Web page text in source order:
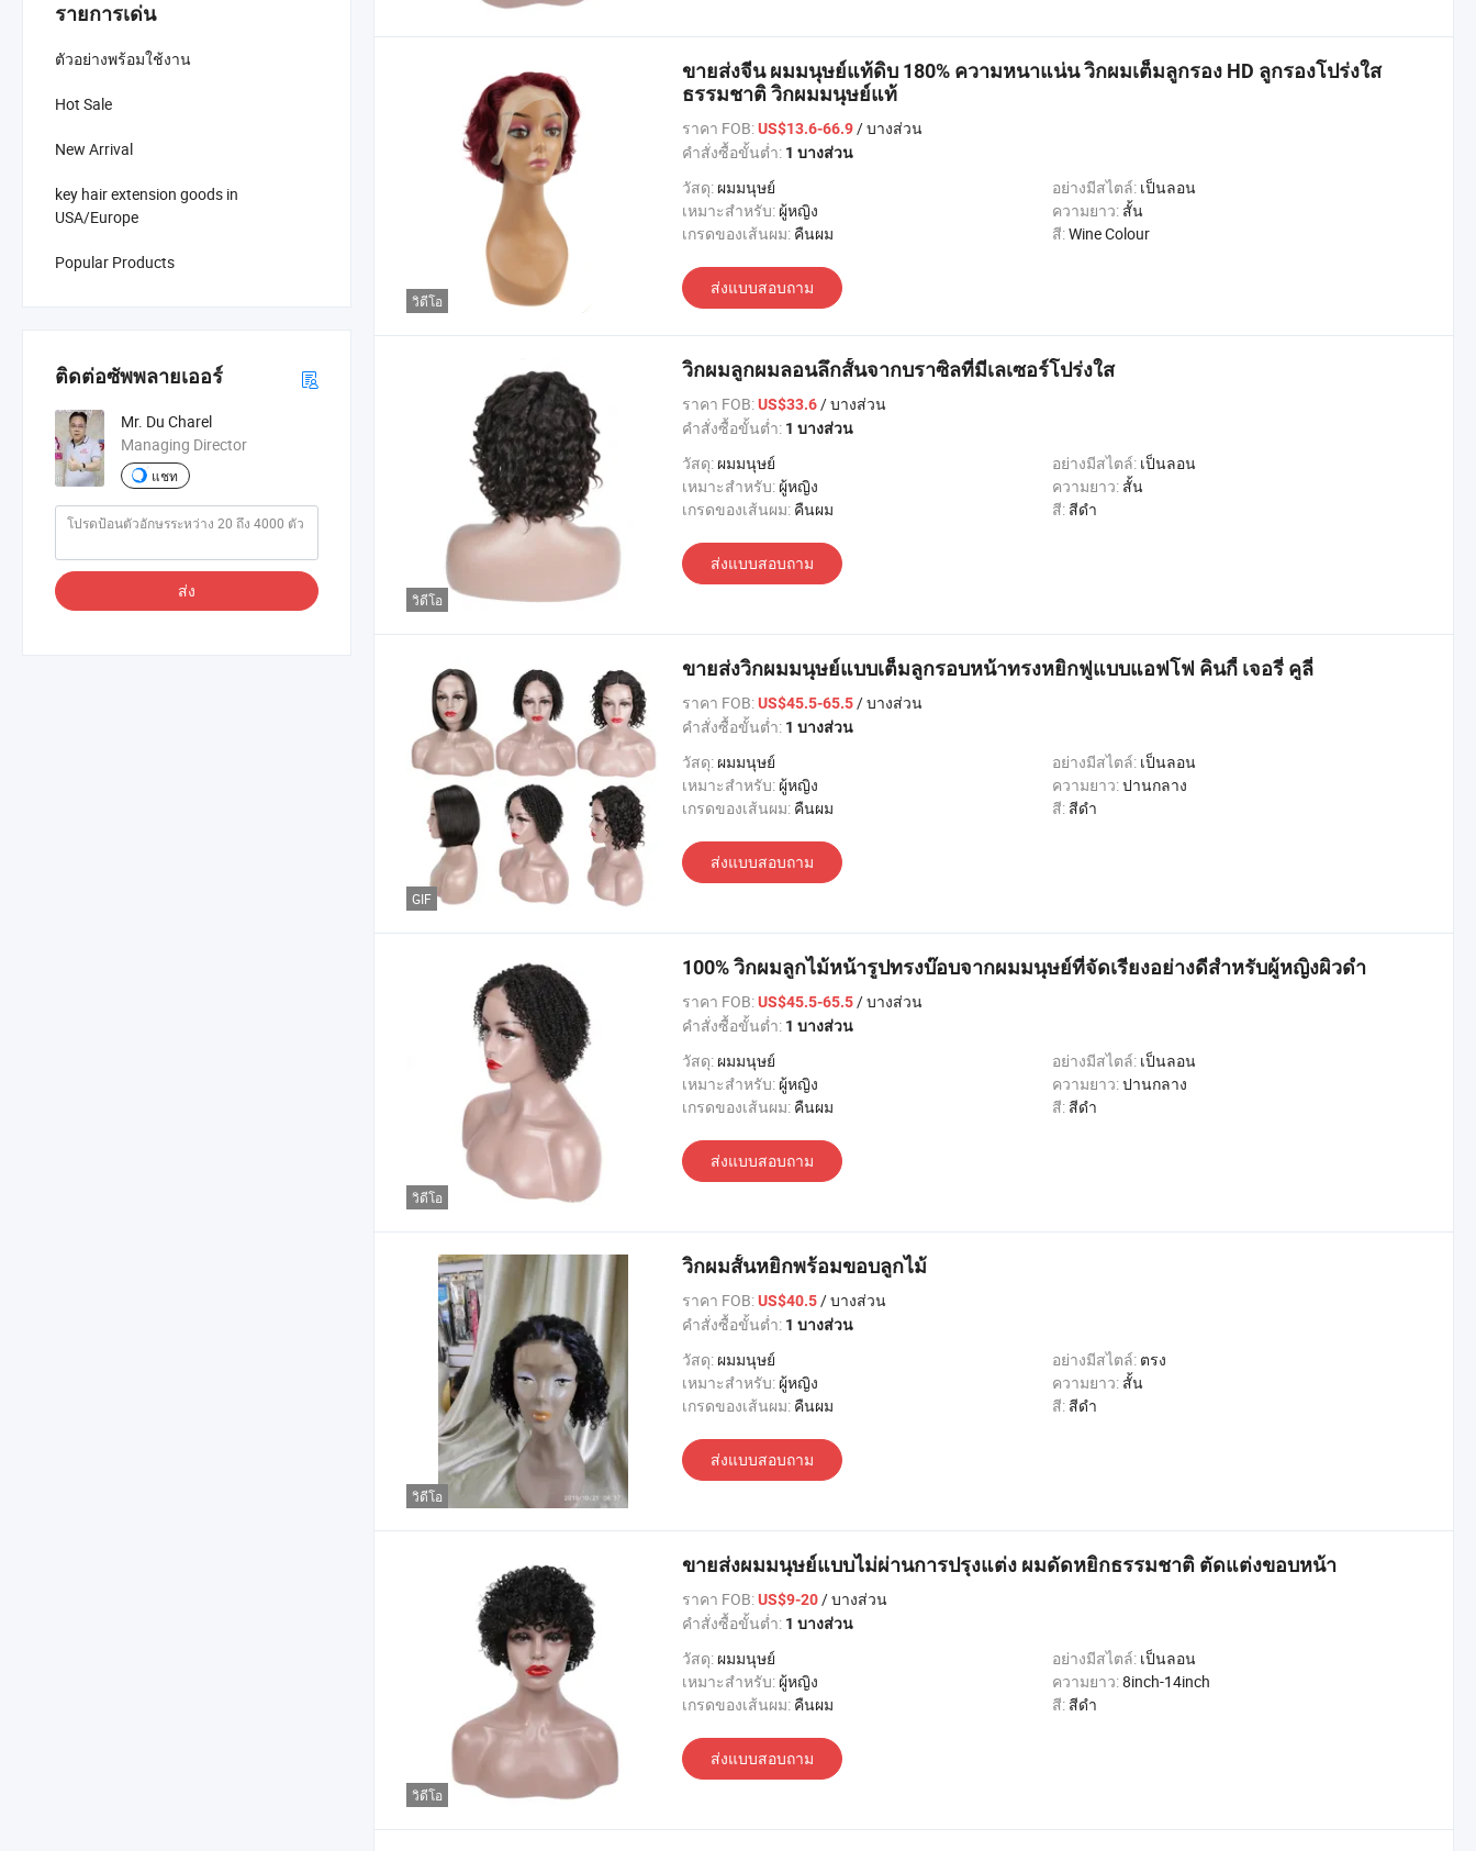
รายการเด่น
ตัวอย่างพร้อมใช้งาน
Hot Sale
New Arrival
key hair extension goods in
USA/Europe
Popular Products
ติดต่อซัพพลายเออร์
Mr. Du Charel
Managing Director
แชท
ส่ง
วิดีโอ
ขายส่งจีน ผมมนุษย์แท้ดิบ 180% ความหนาแน่น วิกผมเต็มลูกรอง HD ลูกรองโปร่งใส
ธรรมชาติ วิกผมมนุษย์แท้
ราคา FOB:US$13.6-66.9/ บางส่วน
คำสั่งซื้อขั้นต่ำ: 1 บางส่วน
วัสดุ: ผมมนุษย์ อย่างมีสไตล์: เป็นลอน
เหมาะสำหรับ: ผู้หญิง ความยาว: สั้น
เกรดของเส้นผม: คืนผม สี:Wine Colour
ส่งแบบสอบถาม
วิดีโอ
วิกผมลูกผมลอนลึกสั้นจากบราซิลที่มีเลเซอร์โปร่งใส
ราคา FOB:US$33.6/ บางส่วน
คำสั่งซื้อขั้นต่ำ: 1 บางส่วน
วัสดุ: ผมมนุษย์ อย่างมีสไตล์: เป็นลอน
เหมาะสำหรับ: ผู้หญิง ความยาว: สั้น
เกรดของเส้นผม: คืนผม สี: สีดำ
ส่งแบบสอบถาม
GIF
ขายส่งวิกผมมนุษย์แบบเต็มลูกรอบหน้าทรงหยิกฟูแบบแอฟโฟ คินกี้ เจอรี่ คูลี่
ราคา FOB:US$45.5-65.5/ บางส่วน
คำสั่งซื้อขั้นต่ำ: 1 บางส่วน
วัสดุ: ผมมนุษย์ อย่างมีสไตล์: เป็นลอน
เหมาะสำหรับ: ผู้หญิง ความยาว:ปานกลาง
เกรดของเส้นผม: คืนผม สี: สีดำ
ส่งแบบสอบถาม
วิดีโอ
100% วิกผมลูกไม้หน้ารูปทรงบ๊อบจากผมมนุษย์ที่จัดเรียงอย่างดีสำหรับผู้หญิงผิวดำ
ราคา FOB:US$45.5-65.5/ บางส่วน
คำสั่งซื้อขั้นต่ำ: 1 บางส่วน
วัสดุ: ผมมนุษย์ อย่างมีสไตล์: เป็นลอน
เหมาะสำหรับ: ผู้หญิง ความยาว:ปานกลาง
เกรดของเส้นผม: คืนผม สี: สีดำ
ส่งแบบสอบถาม
วิดีโอ
วิกผมสั้นหยิกพร้อมขอบลูกไม้
ราคา FOB:US$40.5/ บางส่วน
คำสั่งซื้อขั้นต่ำ: 1 บางส่วน
วัสดุ: ผมมนุษย์ อย่างมีสไตล์: ตรง
เหมาะสำหรับ: ผู้หญิง ความยาว: สั้น
เกรดของเส้นผม: คืนผม สี: สีดำ
ส่งแบบสอบถาม
วิดีโอ
ขายส่งผมมนุษย์แบบไม่ผ่านการปรุงแต่ง ผมดัดหยิกธรรมชาติ ตัดแต่งขอบหน้า
ราคา FOB:US$9-20/ บางส่วน
คำสั่งซื้อขั้นต่ำ: 1 บางส่วน
วัสดุ: ผมมนุษย์ อย่างมีสไตล์: เป็นลอน
เหมาะสำหรับ: ผู้หญิง ความยาว:8inch-14inch
เกรดของเส้นผม: คืนผม สี: สีดำ
ส่งแบบสอบถาม